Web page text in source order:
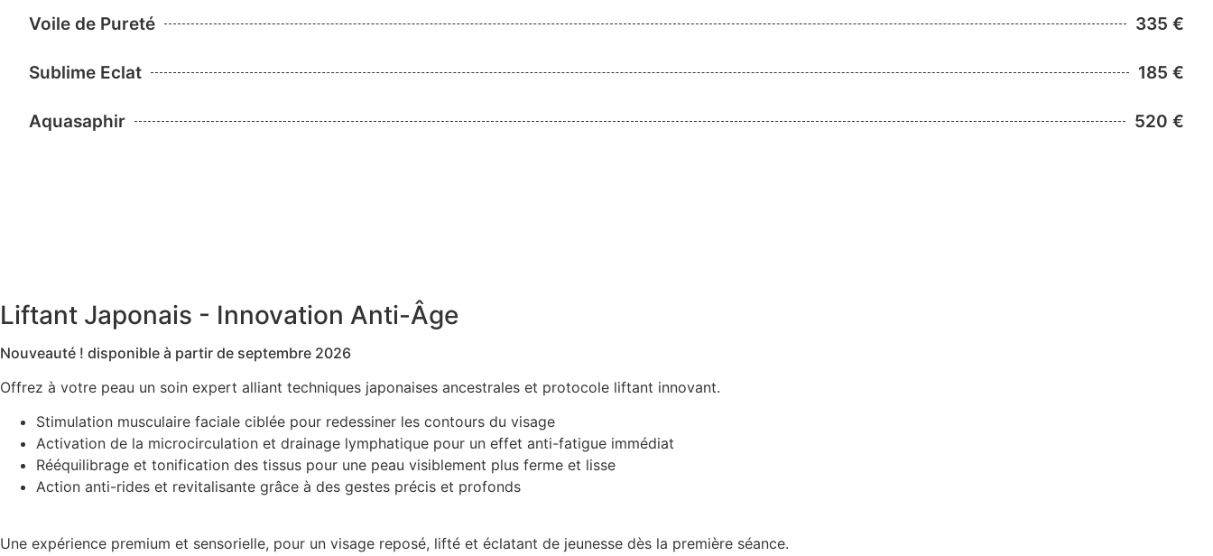
Voile de Pureté 335 €
Sublime Eclat 185 €
Aquasaphir 520 €
Liftant Japonais - Innovation Anti-Âge
Nouveauté ! disponible à partir de septembre 2026
Offrez à votre peau un soin expert alliant techniques japonaises ancestrales et protocole liftant innovant.
Stimulation musculaire faciale ciblée pour redessiner les contours du visage
Activation de la microcirculation et drainage lymphatique pour un effet anti-fatigue immédiat
Rééquilibrage et tonification des tissus pour une peau visiblement plus ferme et lisse
Action anti-rides et revitalisante grâce à des gestes précis et profonds
Une expérience premium et sensorielle, pour un visage reposé, lifté et éclatant de jeunesse dès la première séance.